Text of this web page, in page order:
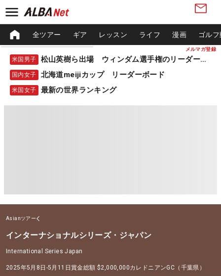
メルマガ登録
全ツアー ギア レッスン ライフ 漫画 ゴル
米国男子 松山英樹ら出場 ウィンダム選手権のリーダーボード
国内女子 北海道meijiカップ リーダーボード
米国女子 最新の世界ランキング
Asianツアー
インターナショナルシリーズ・ジャパン
International Series Japan
2025年5月8日-5月11日賞金総額 $2,000,000カレドニアンGC（千葉県）